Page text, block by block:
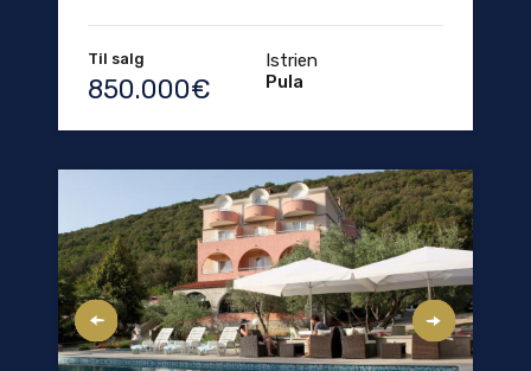
Til salg
850.000€
Istrien
Pula